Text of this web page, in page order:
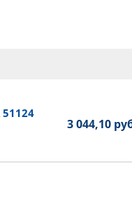
3 044,10